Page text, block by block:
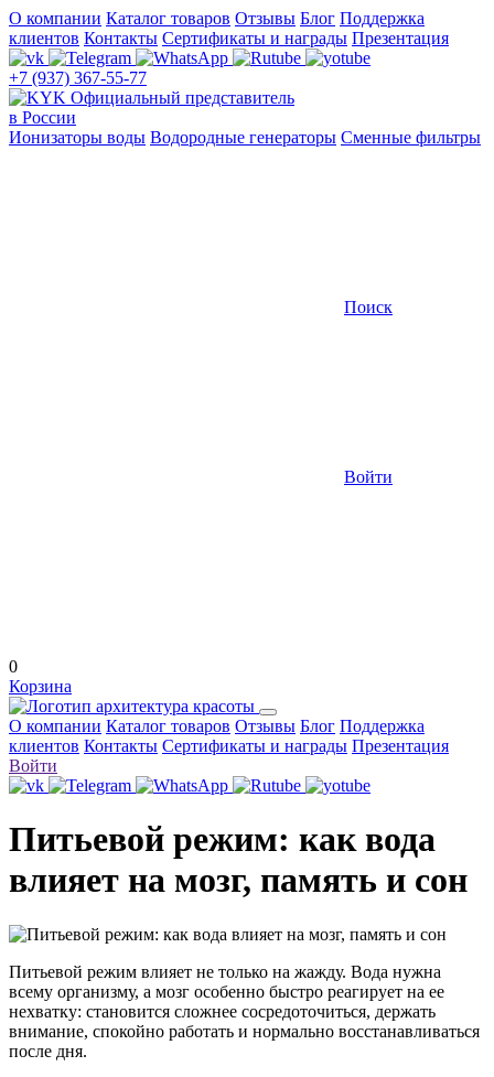
О компании Каталог товаров Отзывы Блог Поддержка
клиентов Контакты Сертификаты и награды Презентация
+7 (937) 367-55-77
Официальный представитель
в России
Ионизаторы воды Водородные генераторы Сменные фильтры
Поиск
Войти
0
Корзина
О компании Каталог товаров Отзывы Блог Поддержка
клиентов Контакты Сертификаты и награды Презентация
Войти
Питьевой режим: как вода
влияет на мозг, память и сон
Питьевой режим влияет не только на жажду. Вода нужна
всему организму, а мозг особенно быстро реагирует на ее
нехватку: становится сложнее сосредоточиться, держать
внимание, спокойно работать и нормально восстанавливаться
после дня.